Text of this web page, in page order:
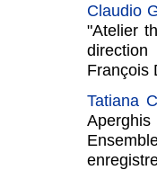
Claudio
"Atelier
François
Tatiana
Aperghis